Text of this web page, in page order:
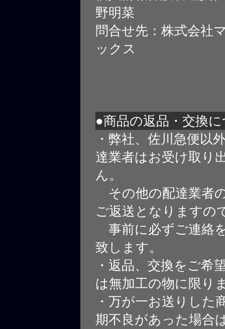
野明菜
問合せ先：株式会社
ックス
●商品の返品・交換
・弊社、佐川急便以
達業者はお受け取り
ん。
その他の配達業者
ご返送となりますの
事前に必ずご連絡
致します。
・返品、交換をご希
は無加工の物に限り
・万が一お送りした
期不良があった場合